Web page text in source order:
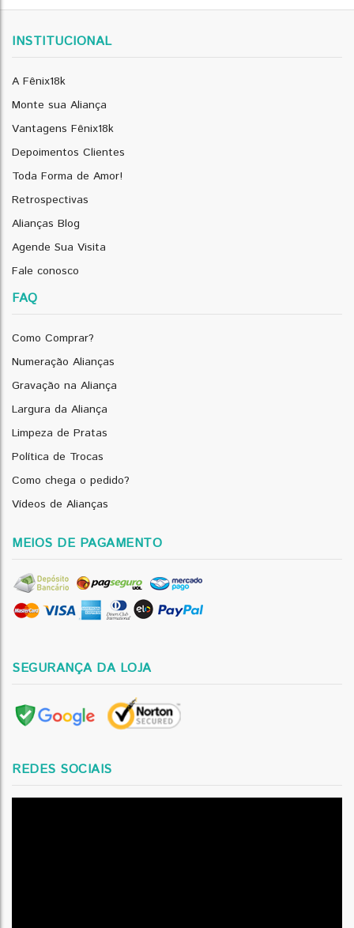
INSTITUCIONAL
A Fênix18k
Monte sua Aliança
Vantagens Fênix18k
Depoimentos Clientes
Toda Forma de Amor!
Retrospectivas
Alianças Blog
Agende Sua Visita
Fale conosco
FAQ
Como Comprar?
Numeração Alianças
Gravação na Aliança
Largura da Aliança
Limpeza de Pratas
Política de Trocas
Como chega o pedido?
Vídeos de Alianças
MEIOS DE PAGAMENTO
SEGURANÇA DA LOJA
REDES SOCIAIS